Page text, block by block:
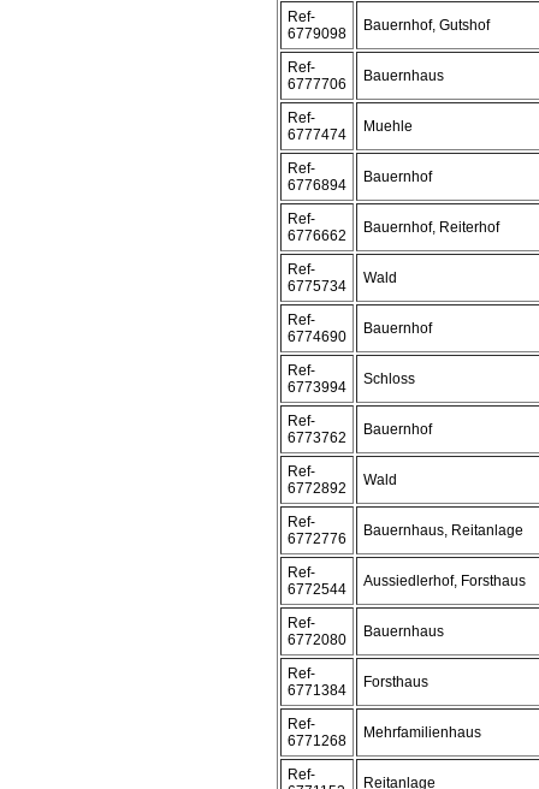
Ref-
6779098
Bauernhof, Gutshof
Ref-
6777706
Bauernhaus
Ref-
6777474
Muehle
Ref-
6776894
Bauernhof
Ref-
6776662
Bauernhof, Reiterhof
Ref-
6775734
Wald
Ref-
6774690
Bauernhof
Ref-
6773994
Schloss
Ref-
6773762
Bauernhof
Ref-
6772892
Wald
Ref-
6772776
Bauernhaus, Reitanlage
Ref-
6772544
Aussiedlerhof, Forsthaus
Ref-
6772080
Bauernhaus
Ref-
6771384
Forsthaus
Ref-
6771268
Mehrfamilienhaus
Ref-
Reitanlage